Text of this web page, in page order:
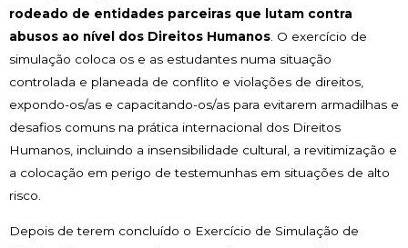
rodeado de entidades parceiras que lutam contra
abusos ao nível dos Direitos Humanos . O exercício de
simulação coloca os e as estudantes numa situação
controlada e planeada de conflito e violações de direitos,
expondo-os/as e capacitando-os/as para evitarem armadilhas e
desafios comuns na prática internacional dos Direitos
Humanos, incluindo a insensibilidade cultural, a revitimização e
a colocação em perigo de testemunhas em situações de alto
risco.
Depois de terem concluído o Exercício de Simulação de